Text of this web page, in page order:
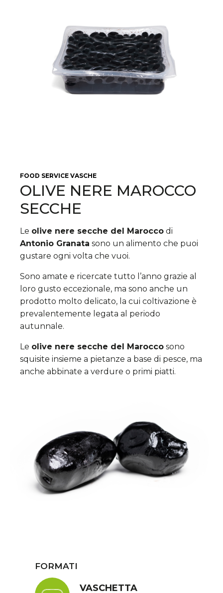
FOOD SERVICE VASCHE
OLIVE NERE MAROCCO
SECCHE
Le olive nere secche del Marocco di
Antonio Granata sono un alimento che puoi
gustare ogni volta che vuoi.
Sono amate e ricercate tutto l’anno grazie al
loro gusto eccezionale, ma sono anche un
prodotto molto delicato, la cui coltivazione è
prevalentemente legata al periodo
autunnale.
Le olive nere secche del Marocco sono
squisite insieme a pietanze a base di pesce, ma
anche abbinate a verdure o primi piatti.
FORMATI
VASCHETTA